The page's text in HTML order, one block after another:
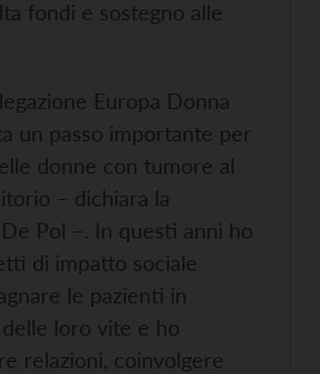
fondi e sostegno alle
Europa Donna
un passo importante per
donne con tumore al
– dichiara la
Pol –. In questi anni ho
di impatto sociale
le pazienti in
loro vite e ho
relazioni, coinvolgere